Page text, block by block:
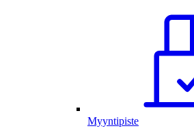
Myyntipiste